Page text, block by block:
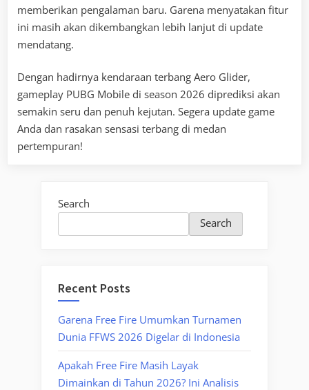
memberikan pengalaman baru. Garena menyatakan fitur
ini masih akan dikembangkan lebih lanjut di update
mendatang.
Dengan hadirnya kendaraan terbang Aero Glider,
gameplay PUBG Mobile di season 2026 diprediksi akan
semakin seru dan penuh kejutan. Segera update game
Anda dan rasakan sensasi terbang di medan
pertempuran!
Search
Search
Recent Posts
Garena Free Fire Umumkan Turnamen
Dunia FFWS 2026 Digelar di Indonesia
Apakah Free Fire Masih Layak
Dimainkan di Tahun 2026? Ini Analisis